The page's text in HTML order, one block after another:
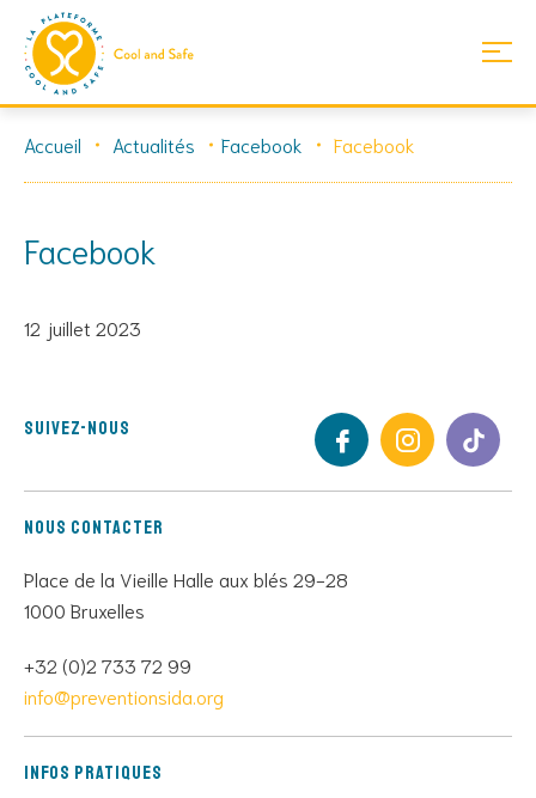
Accueil Actualités Facebook Facebook
Facebook
12 juillet 2023
Suivez-nous
Nous contacter
Place de la Vieille Halle aux blés 29-28
1000 Bruxelles
+32 (0)2 733 72 99
info@preventionsida.org
Infos pratiques